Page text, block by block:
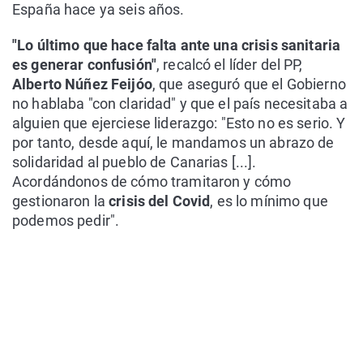
España hace ya seis años.
"Lo último que hace falta ante una crisis sanitaria
es generar confusión", recalcó el líder del PP,
Alberto Núñez Feijóo, que aseguró que el Gobierno
no hablaba "con claridad" y que el país necesitaba a
alguien que ejerciese liderazgo: "Esto no es serio. Y
por tanto, desde aquí, le mandamos un abrazo de
solidaridad al pueblo de Canarias [...].
Acordándonos de cómo tramitaron y cómo
gestionaron lacrisis del Covid, es lo mínimo que
podemos pedir".